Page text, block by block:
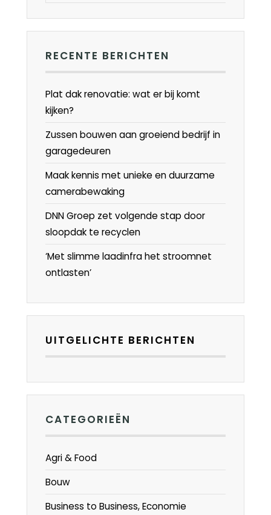
RECENTE BERICHTEN
Plat dak renovatie: wat er bij komt
kijken?
Zussen bouwen aan groeiend bedrijf in
garagedeuren
Maak kennis met unieke en duurzame
camerabewaking
DNN Groep zet volgende stap door
sloopdak te recyclen
‘Met slimme laadinfra het stroomnet
ontlasten’
UITGELICHTE BERICHTEN
CATEGORIEËN
Agri & Food
Bouw
Business to Business, Economie